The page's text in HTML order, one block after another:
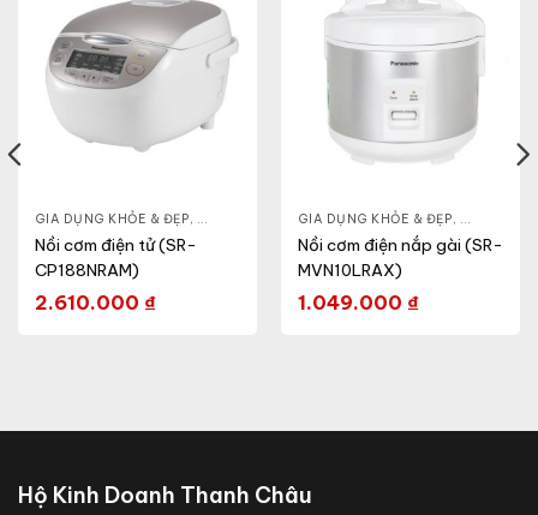
GIA DỤNG KHỎE & ĐẸP, NỒI - ẤM - CA - BÌNH, NỒI CƠM ĐIỆN
Nồi cơm điện tử (SR-
CP188NRAM)
2.610.000 ₫
GIA DỤNG KHỎE & ĐẸP, NỒI - ẤM -
Nồi cơm điện nắp gài (SR-
MVN10LRAX)
1.049.000 ₫
& ĐẸP,NỒI - ẤM - CA - BÌNH
Hộ Kinh Doanh Thanh Châu